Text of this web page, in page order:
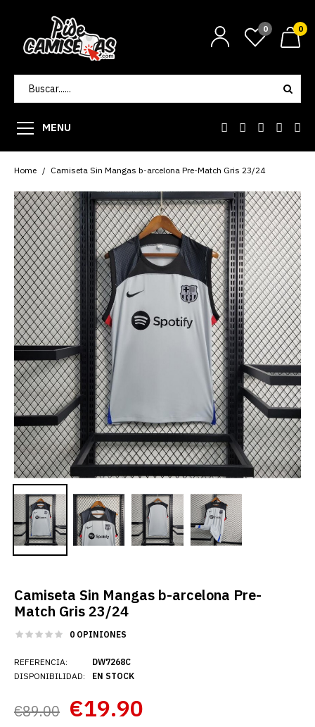
0 0
MENU
Home Camiseta Sin Mangas b-arcelona Pre-Match Gris 23/24
Camiseta Sin Mangas b-arcelona Pre-
Match Gris 23/24
0 OPINIONES
REFERENCIA:
DISPONIBILIDAD:
DW7268C
EN STOCK
€89.00 €19.90